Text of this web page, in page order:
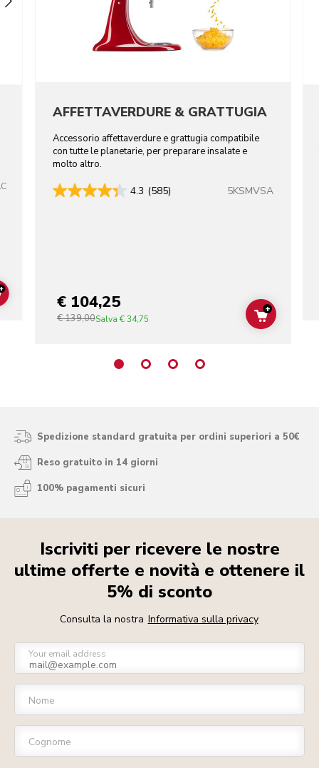
ADD TO CART
AFFETTAVERDURE & GRATTUGIA
Accessorio affettaverdure e grattugia compatibile
con tutte le planetarie, per preparare insalate e
molto altro.
4.3 (585) 5KSMVSA
€ 104,25
€ 139,00Salva € 34,75 ADD TO
+
Spedizione standard gratuita per ordini superiori a 50€
Reso gratuito in 14 giorni
100% pagamenti sicuri
Iscriviti per ricevere le nostre
ultime offerte e novità e ottenere il
5% di sconto
Consulta la nostra Informativa sulla privacy
Your email address
Nome
Cognome